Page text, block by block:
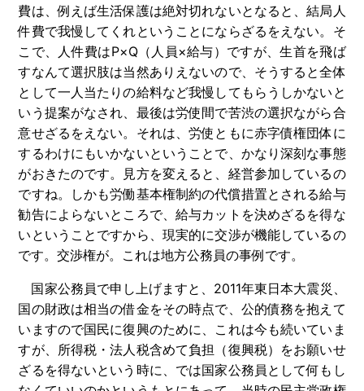
費は、例えば生活保護は絶対切れないとなると、結局人
件費で我慢してくれということにならざるをえない。そ
こで、人件費はP×Q（人員×給与）ですが、生首を飛ば
すなんて選択肢は当然ありえないので、そうすると全体
として一人当たりの給料など我慢してもらうしかないと
いう提案がなされ、最後は労使間で苦渋の選択ながら合
意せざるをえない。それは、労使ともに赤字債権団体に
するわけにもいかないということで、かなり深刻な事態
がおきたのです。見方を変えると、経営参加しているの
ですね。しかも労働基本権制約の代償措置とされる給与
勧告によらないところで、給与カットを決めざるを得な
いということですから、現実的に交渉が機能しているの
です。交渉権が。これは地方公務員の事例です。
国家公務員で申し上げますと、 2011年東日本大震災、
国の財政は相当の借金をその時点で、公的債務を抱えて
いますので国民に復興のために、これは今も続いていま
すが、所得税・法人税含めて負担（復興税）をお願いせ
ざるを得ないという時に、では国家公務員として何もし